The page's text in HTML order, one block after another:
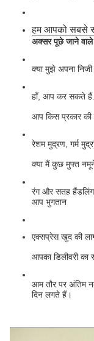
हम आपको सबसे
अक्सर पूछे जाने वाले
क्या मुझे अपना
हाँ, आप कर सकते हैं.
आप किस प्रकार
रेशम मुद्रण, गर्म
क्या मैं कुछ मुफ्त
रंग और सतह हैंडलिंग
आप भुगतान
एक्सप्रेस खुद की
आपका डिलीवरी का
आम तौर पर अंतिम
दिन लगते हैं।